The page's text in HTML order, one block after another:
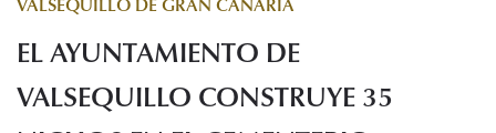
Servicios
Noticias
Recursos
EL AYUNTAMIENTO DE
VALSEQUILLO CONSTRUYE 35